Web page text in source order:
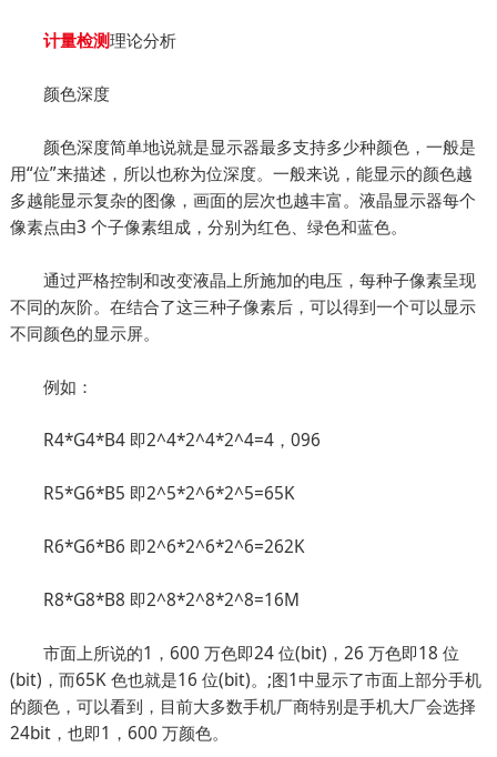
计量检测理论分析
颜色深度
颜色深度简单地说就是显示器最多支持多少种颜色，一般是
用“位”来描述，所以也称为位深度。一般来说，能显示的颜色越
多越能显示复杂的图像，画面的层次也越丰富。液晶显示器每个
像素点由3 个子像素组成，分别为红色、绿色和蓝色。
通过严格控制和改变液晶上所施加的电压，每种子像素呈现
不同的灰阶。在结合了这三种子像素后，可以得到一个可以显示
不同颜色的显示屏。
例如：
R4*G4*B4 即2^4*2^4*2^4=4，096
R5*G6*B5 即2^5*2^6*2^5=65K
R6*G6*B6 即2^6*2^6*2^6=262K
R8*G8*B8 即2^8*2^8*2^8=16M
市面上所说的1，600 万色即24 位(bit)，26 万色即18 位
(bit)，而65K 色也就是16 位(bit)。;图1中显示了市面上部分手机
的颜色，可以看到，目前大多数手机厂商特别是手机大厂会选择
24bit，也即1，600 万颜色。